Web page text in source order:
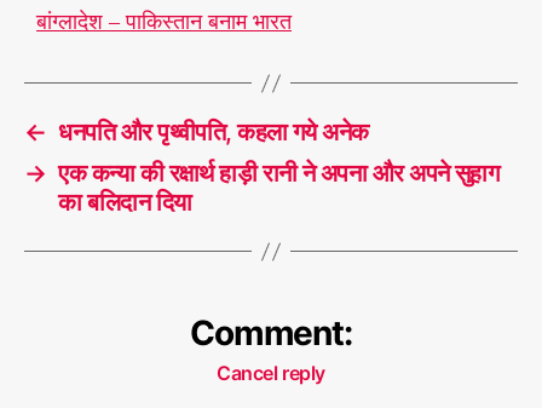
बांग्लादेश – पाकिस्तान बनाम भारत
T
g
ज
भो
मा
रे
← धनपति और पृथ्वीपति, कहला गये अनेक
→ एक कन्या की रक्षार्थ हाड़ी रानी ने अपना और अपने सुहाग
का बलिदान दिया
Comment:
Cancel reply